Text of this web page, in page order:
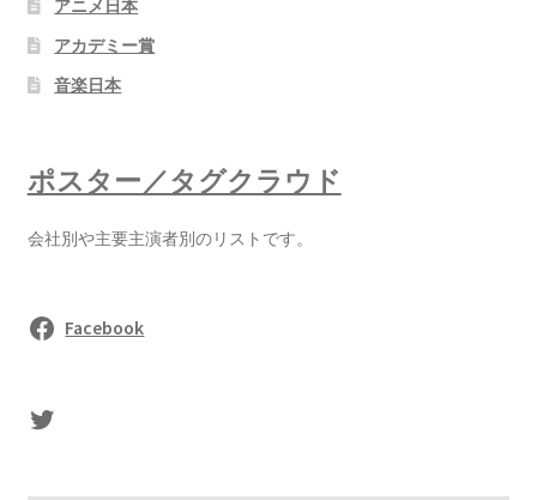
アニメ日本
アカデミー賞
音楽日本
ポスター／タグクラウド
会社別や主要主演者別のリストです。
Facebook
sasaki's Twitter